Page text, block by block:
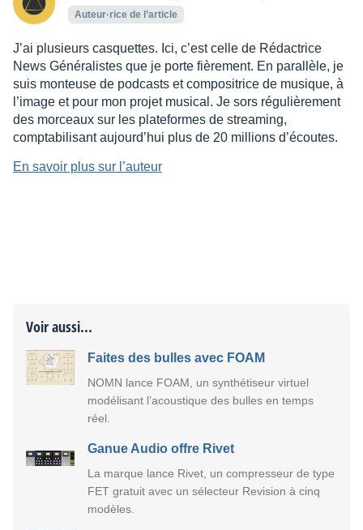
Auteur·rice de l’article
J’ai plusieurs casquettes. Ici, c’est celle de Rédactrice
News Généralistes que je porte fièrement. En parallèle, je
suis monteuse de podcasts et compositrice de musique, à
l’image et pour mon projet musical. Je sors régulièrement
des morceaux sur les plateformes de streaming,
comptabilisant aujourd’hui plus de 20 millions d’écoutes.
En savoir plus sur l’auteur
Voir aussi...
Faites des bulles avec FOAM
NOMN lance FOAM, un synthétiseur virtuel
modélisant l’acoustique des bulles en temps
réel.
Ganue Audio offre Rivet
La marque lance Rivet, un compresseur de type
FET gratuit avec un sélecteur Revision à cinq
modèles.